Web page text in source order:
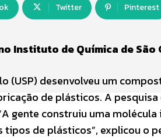
Twitter Pinterest
Instituto de Química de São
(USP) desenvolveu um
de plásticos. A
gente construiu uma
de plásticos”, explicou o